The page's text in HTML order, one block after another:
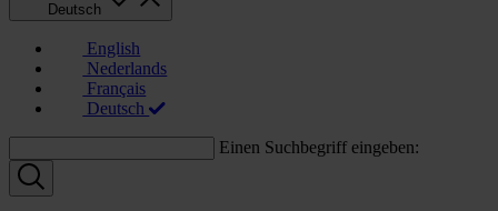
Deutsch
English
Nederlands
Français
Deutsch
Einen Suchbegriff eingeben: